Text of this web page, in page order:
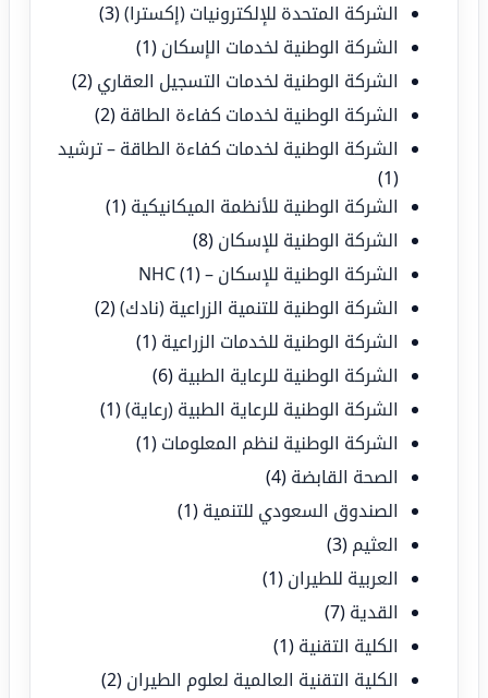
الشركة المتحدة للإلكترونيات (إكسترا)(3)
الشركة الوطنية لخدمات الإسكان (1)
الشركة الوطنية لخدمات التسجيل العقاري (2)
الشركة الوطنية لخدمات كفاءة الطاقة (2)
الشركة الوطنية لخدمات كفاءة الطاقة – ترشيد
(1)
الشركة الوطنية للأنظمة الميكانيكية (1)
الشركة الوطنية للإسكان (8)
الشركة الوطنية للإسكان – NHC(1)
الشركة الوطنية للتنمية الزراعية (نادك)(2)
الشركة الوطنية للخدمات الزراعية (1)
الشركة الوطنية للرعاية الطبية (6)
الشركة الوطنية للرعاية الطبية (رعاية)(1)
الشركة الوطنية لنظم المعلومات (1)
الصحة القابضة (4)
الصندوق السعودي للتنمية (1)
العثيم (3)
العربية للطيران (1)
القدية (7)
الكلية التقنية (1)
الكلية التقنية العالمية لعلوم الطيران (2)